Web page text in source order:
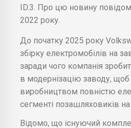
ID.3. Про цю новину
2022 року.
До початку 2025 року
збірку електромобілів на
заради чого компанія
в модернізацію заводу, щоб
виробництвом повністю
сегменті позашляховиків
Відомо, що існуючий